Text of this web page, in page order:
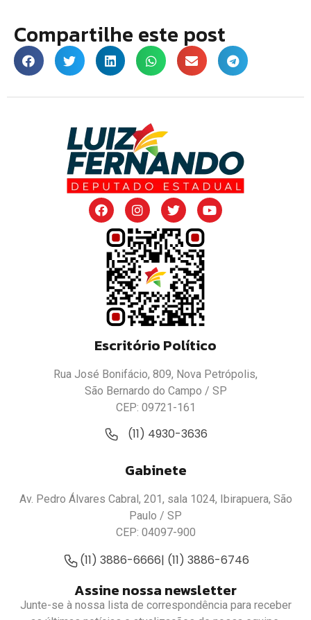
Compartilhe este post
Escritório Político
Rua José Bonifácio, 809, Nova Petrópolis,
São Bernardo do Campo / SP
CEP: 09721-161
(11) 4930-3636
Gabinete
Av. Pedro Álvares Cabral, 201, sala 1024, Ibirapuera, São
Paulo / SP
CEP: 04097-900
(11) 3886-6666| (11) 3886-6746
Assine nossa newsletter
Junte-se à nossa lista de correspondência para receber